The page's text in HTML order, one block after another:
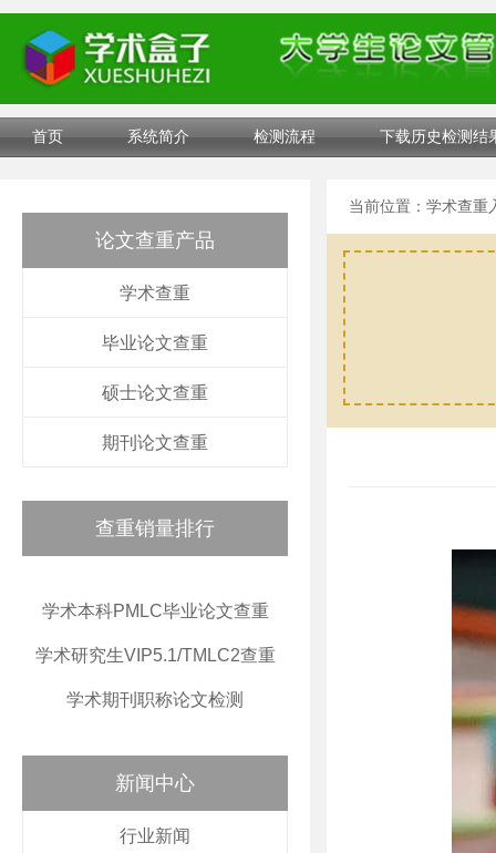
首页 系统简介 检测流程 下载历史检测结
论文查重产品
学术查重
毕业论文查重
硕士论文查重
期刊论文查重
查重销量排行
学术本科PMLC毕业论文查重
学术研究生VIP5.1/TMLC2查重
学术期刊职称论文检测
新闻中心
行业新闻
当前位置： 学术查重